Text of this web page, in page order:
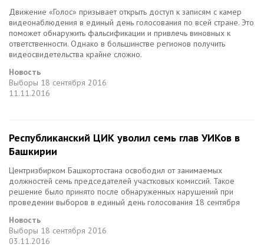
Движение «Голос» призывает открыть доступ к записям с камер
видеонаблюдения в единый день голосования по всей стране. Это
поможет обнаружить фальсификации и привлечь виновных к
ответственности. Однако в большинстве регионов получить
видеосвидетельства крайне сложно.
Новость
Выборы 18 сентября 2016
11.11.2016
Республиканский ЦИК уволил семь глав УИКов в
Башкирии
Центризбирком Башкортостана освободил от занимаемых
должностей семь председателей участковых комиссий. Такое
решение было принято после обнаруженных нарушений при
проведении выборов в единый день голосования 18 сентября
Новость
Выборы 18 сентября 2016
03.11.2016